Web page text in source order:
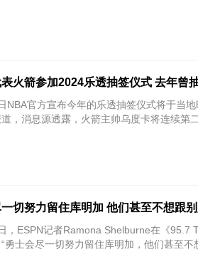
火箭参加2024乐透抽签仪式 去年曾
NBA官方宣布今年的乐透抽签仪式将于当
，消息源透露，火箭主帅乌度卡将连续第二
切努力留住库明加 他们甚至不想跟
，ESPN记者Ramona Shelburne在《95.7
勇士会尽一切努力留住库明加，他们甚至不